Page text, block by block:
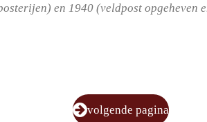
en 1940 (veldpost opgeheven
volgende pagina